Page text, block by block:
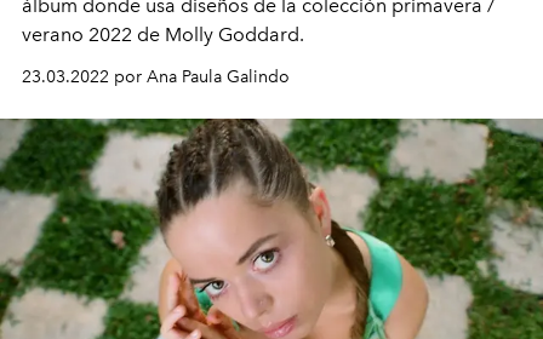
álbum donde usa diseños de la colección primavera /
verano 2022 de Molly Goddard.
23.03.2022 por Ana Paula Galindo